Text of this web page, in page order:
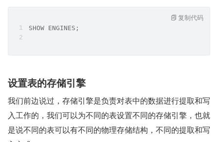
SHOW ENGINES;
复制代码
设置表的存储引擎
我们前边说过，存储引擎是负责对表中的数据进行提取和写
入工作的，我们可以为不同的表设置不同的存储引擎，也就
是说不同的表可以有不同的物理存储结构，不同的提取和写